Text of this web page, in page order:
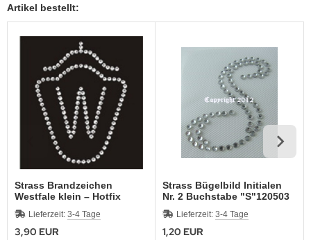
Artikel bestellt:
Strass Brandzeichen
Westfale klein – Hotfix
Bügelbild SS4
Lieferzeit: 3-4 Tage
3,90 EUR
Strass Bügelbild Initialen
Nr. 2 Buchstabe "S"120503
Lieferzeit: 3-4 Tage
1,20 EUR